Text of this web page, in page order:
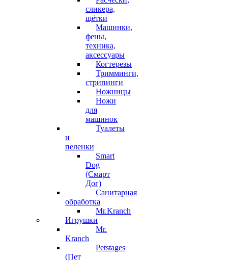
сликера,
щётки
Машинки,
фены,
техника,
аксессуары
Когтерезы
Тримминги,
стрипинги
Ножницы
Ножи
для
машинок
Туалеты
и
пеленки
Smart
Dog
(Смарт
Дог)
Санитарная
обработка
Mr.Kranch
Игрушки
Mr.
Kranch
Petstages
(Пет